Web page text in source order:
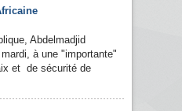
Abdelmadjid
à une "importante"
et de sécurité de